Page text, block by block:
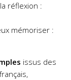
réflexion :
mémoriser :
issus des